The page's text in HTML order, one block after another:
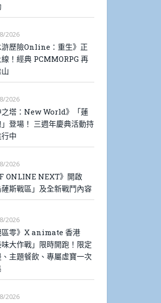
2026
滸歷險Online：重生》正
！經典 PCMMORPG 再
2026
之塔：New World》「蓮
登場！ 三週年慶典活動持
中
2026
ONLINE NEXT》開啟
薩斯戰區」及全新戰鬥內容
2026
區零》X animate 香港
味大作戰」限時開跑！限定
主題餐飲、專屬虛寶一次
2026